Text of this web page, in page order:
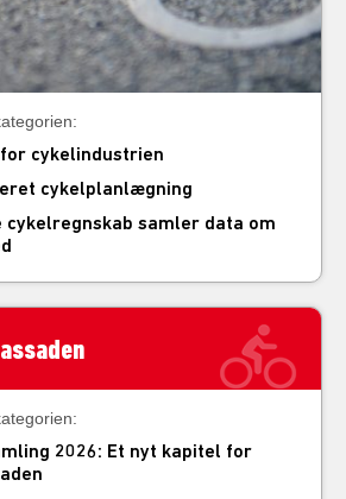
cykelindustrien
cykelplanlægning
cykelregnskab samler data om
2026: Et nyt kapitel for